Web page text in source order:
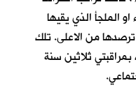
الملجأ الذي يقيها
ترصدها من الاعلى. تلك
ثلاثين سنة